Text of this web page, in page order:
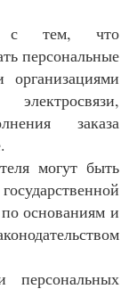
с тем, что
персональные
заказа
могут быть
основаниям и